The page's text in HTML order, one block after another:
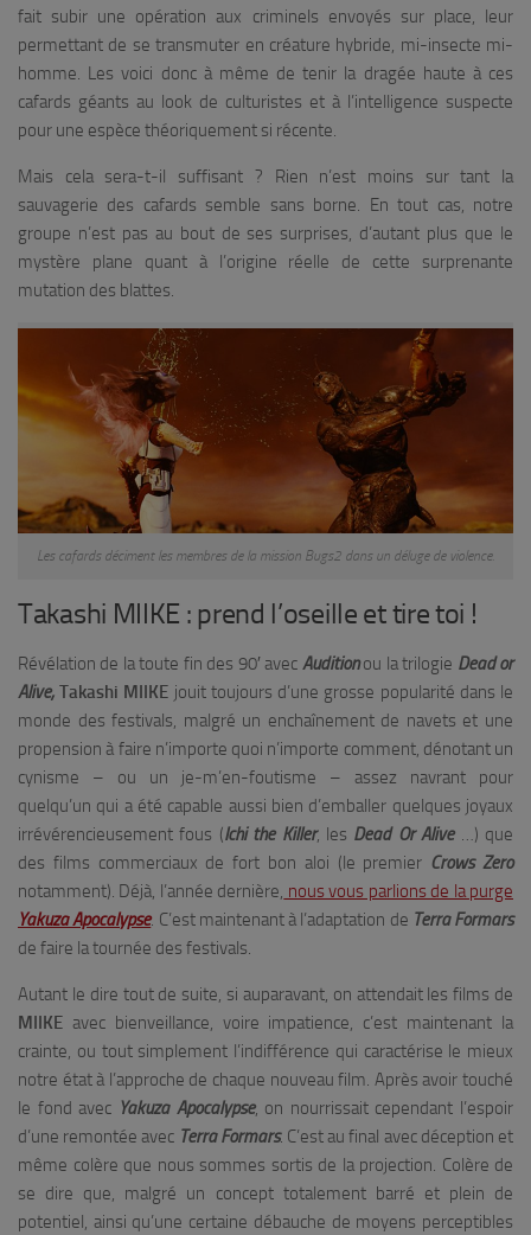
fait subir une opération aux criminels envoyés sur place, leur
permettant de se transmuter en créature hybride, mi-insecte mi-
homme. Les voici donc à même de tenir la dragée haute à ces
cafards géants au look de culturistes et à l’intelligence suspecte
pour une espèce théoriquement si récente.
Mais cela sera-t-il suffisant ? Rien n’est moins sur tant la
sauvagerie des cafards semble sans borne. En tout cas, notre
groupe n’est pas au bout de ses surprises, d’autant plus que le
mystère plane quant à l’origine réelle de cette surprenante
mutation des blattes.
Les cafards déciment les membres de la mission Bugs2 dans un déluge de violence.
Takashi MIIKE : prend l’oseille et tire toi !
Révélation de la toute fin des 90′ avec Auditionou la trilogie Dead or
Alive, Takashi MIIKE jouit toujours d’une grosse popularité dans le
monde des festivals, malgré un enchaînement de navets et une
propension à faire n’importe quoi n’importe comment, dénotant un
cynisme – ou un je-m’en-foutisme – assez navrant pour
quelqu’un qui a été capable aussi bien d’emballer quelques joyaux
irrévérencieusement fous (Ichi the Killer, les Dead Or Alive…) que
des films commerciaux de fort bon aloi (le premier Crows Zero
notamment). Déjà, l’année dernière, nous vous parlions de la purge
Yakuza Apocalypse. C’est maintenant à l’adaptation de Terra Formars
de faire la tournée des festivals.
Autant le dire tout de suite, si auparavant, on attendait les films de
MIIKE avec bienveillance, voire impatience, c’est maintenant la
crainte, ou tout simplement l’indifférence qui caractérise le mieux
notre état à l’approche de chaque nouveau film. Après avoir touché
le fond avec Yakuza Apocalypse, on nourrissait cependant l’espoir
d’une remontée avec Terra Formars. C’est au final avec déception et
même colère que nous sommes sortis de la projection. Colère de
se dire que, malgré un concept totalement barré et plein de
potentiel, ainsi qu’une certaine débauche de moyens perceptibles